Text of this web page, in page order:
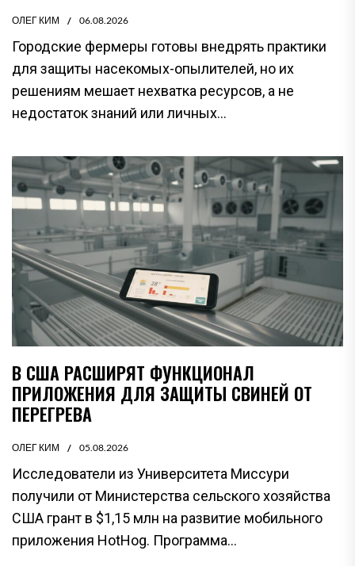
ОЛЕГ КИМ 06.08.2026
Городские фермеры готовы внедрять практики
для защиты насекомых-опылителей, но их
решениям мешает нехватка ресурсов, а не
недостаток знаний или личных...
В США РАСШИРЯТ ФУНКЦИОНАЛ
ПРИЛОЖЕНИЯ ДЛЯ ЗАЩИТЫ СВИНЕЙ ОТ
ПЕРЕГРЕВА
ОЛЕГ КИМ 05.08.2026
Исследователи из Университета Миссури
получили от Министерства сельского хозяйства
США грант в $1,15 млн на развитие мобильного
приложения HotHog. Программа...